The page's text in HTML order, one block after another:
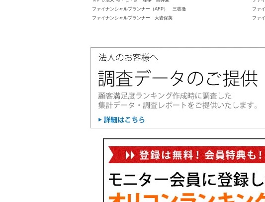
ファイナンシャルプランナー（AFP） 三枝徹
ファ
ファイナンシャルプランナー 大岩保英
ファ